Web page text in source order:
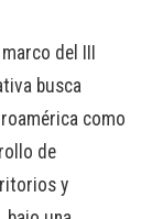
del III
busca
como
de
y